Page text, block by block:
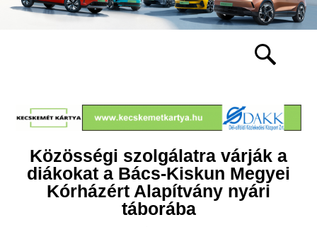
Közösségi szolgálatra várják a
diákokat a Bács-Kiskun Megyei
Kórházért Alapítvány nyári
táborába